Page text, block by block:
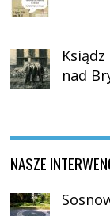
nad
NASZE